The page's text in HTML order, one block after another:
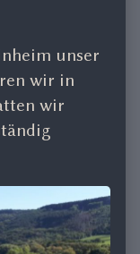
unser
wir in
wir